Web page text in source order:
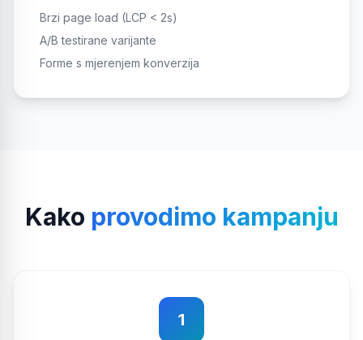
Brzi page load (LCP < 2s)
A/B testirane varijante
Forme s mjerenjem konverzija
Kako provodimo kampanju
1